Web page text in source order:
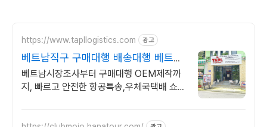
https://www.tapllogistics.com 광고
베트남직구 구매대행 배송대행 베트
남-한국 양방향 국제택배
베트남시장조사부터 구매대행 OEM제작까
지, 빠르고 안전한 항공특송,우체국택배 쇼피